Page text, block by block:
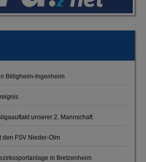
Billigheim-Ingenheim
unserer 2. Mannschaft
den FSV Nieder-Olm
in Bretzenheim